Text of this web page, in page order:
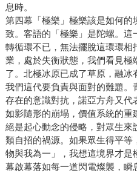
息時。
第四幕「極樂」極樂該是如何
致。客語的「極樂」是陀螺。
轉循環不已，無法擺脫這環環
業，處於失衡狀態，我們看見
了。北極冰原已成了草原，融
我們這代要負責與面對的難題
存在的意識對抗，諾亞方舟又代
如影隨形的崩塌，價值系統的
絕是起心動念的侵略，對眾生來
類自招的禍源。如果眾生得平
物與我為一」，我想這境界才是
幕啟幕落如每一道閃電燦襲，瞬